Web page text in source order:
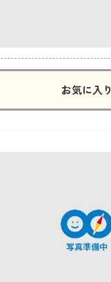
お気に入り